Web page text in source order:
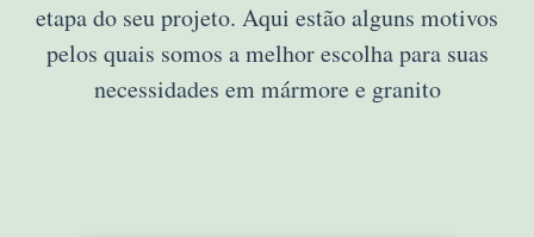
etapa do seu projeto. Aqui estão alguns motivos
pelos quais somos a melhor escolha para suas
necessidades em mármore e granito